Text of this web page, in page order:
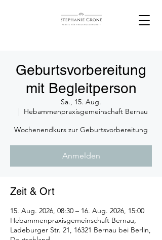
Geburtsvorbereitung
mit Begleitperson
Sa., 15. Aug.
  |
Hebammenpraxisgemeinschaft Bernau
Wochenendkurs zur Geburtsvorbereitung
Anmelden
Zeit & Ort
15. Aug. 2026, 08:30 – 16. Aug. 2026, 15:00
Hebammenpraxisgemeinschaft Bernau,
Ladeburger Str. 21, 16321 Bernau bei Berlin,